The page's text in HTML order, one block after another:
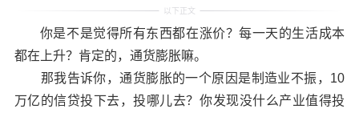
你是不是觉得所有东西都在涨价？每一天的生活成本
都在上升？肯定的，通货膨胀嘛。
那我告诉你，通货膨胀的一个原因是制造业不振，10
万亿的信贷投下去，投哪儿去？你发现没什么产业值得投